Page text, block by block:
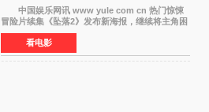
中国娱乐网讯 www yule com cn 热门惊悚
冒险片续集《坠落2》发布新海报，继续将主角困
于绝境高处——这一次，是摇摇欲坠的徒步栈
道。该片将于今年9月2日北美上映，恐高症患者
请提前做好心理
看电影